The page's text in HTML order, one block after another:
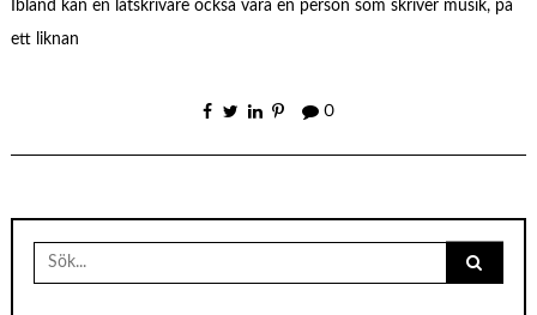
Ibland kan en låtskrivare också vara en person som skriver musik, på
ett liknan
0
for: